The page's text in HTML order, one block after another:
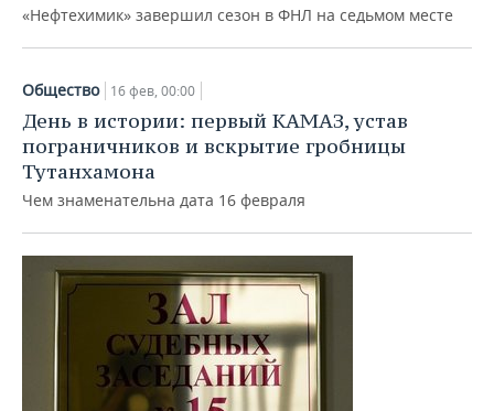
«Нефтехимик» завершил сезон в ФНЛ на седьмом месте
Общество 16 фев, 00:00
День в истории: первый КАМАЗ, устав
пограничников и вскрытие гробницы
Тутанхамона
Чем знаменательна дата 16 февраля